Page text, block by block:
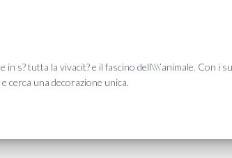
s? tutta la vivacit? e il fascino dell\\\’animale. Con i
cerca una decorazione unica.